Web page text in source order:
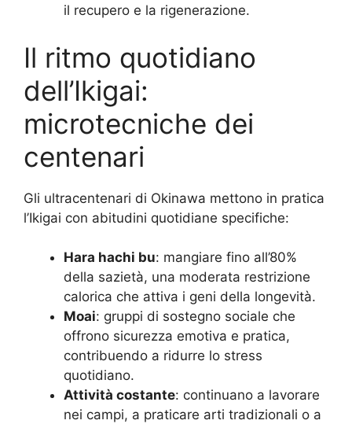
il recupero e la rigenerazione.
Il ritmo quotidiano
dell’Ikigai:
microtecniche dei
centenari
Gli ultracentenari di Okinawa mettono in pratica
l’Ikigai con abitudini quotidiane specifiche:
Hara hachi bu: mangiare fino all’80%
della sazietà, una moderata restrizione
calorica che attiva i geni della longevità.
Moai: gruppi di sostegno sociale che
offrono sicurezza emotiva e pratica,
contribuendo a ridurre lo stress
quotidiano.
Attività costante: continuano a lavorare
nei campi, a praticare arti tradizionali o a